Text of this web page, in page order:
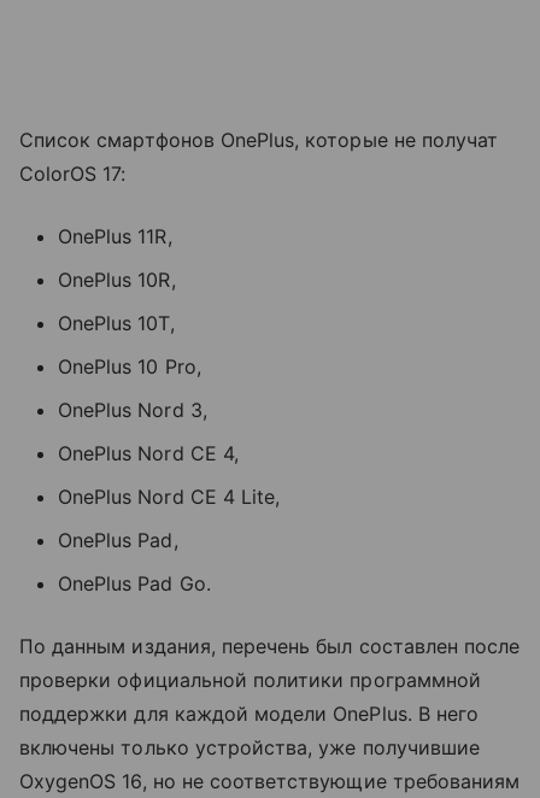
Список смартфонов OnePlus, которые не получат
ColorOS 17:
OnePlus 11R,
OnePlus 10R,
OnePlus 10T,
OnePlus 10 Pro,
OnePlus Nord 3,
OnePlus Nord CE 4,
OnePlus Nord CE 4 Lite,
OnePlus Pad,
OnePlus Pad Go.
По данным издания, перечень был составлен после
проверки официальной политики программной
поддержки для каждой модели OnePlus. В него
включены только устройства, уже получившие
OxygenOS 16, но не соответствующие требованиям